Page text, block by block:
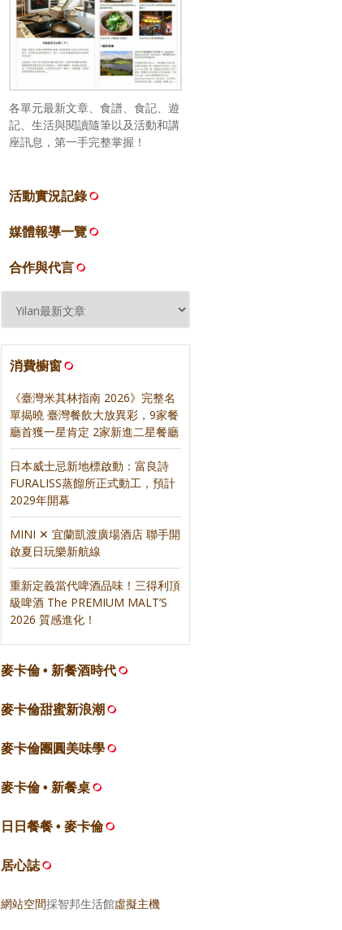
各單元最新文章、食譜、食記、遊
記、生活與閱讀隨筆以及活動和講
座訊息，第一手完整掌握！
活動實況記錄
媒體報導一覽
合作與代言
消費櫥窗
《臺灣米其林指南 2026》完整名
單揭曉 臺灣餐飲大放異彩，9家餐
廳首獲一星肯定 2家新進二星餐廳
日本威士忌新地標啟動：富良詩
FURALISS蒸餾所正式動工，預計
2029年開幕
MINI ✕ 宜蘭凱渡廣場酒店 聯手開
啟夏日玩樂新航線
重新定義當代啤酒品味！三得利頂
級啤酒 The PREMIUM MALT’S
2026 質感進化！
麥卡倫 • 新餐酒時代
麥卡倫甜蜜新浪潮
麥卡倫團圓美味學
麥卡倫 • 新餐桌
日日餐餐 • 麥卡倫
居心誌
網站空間採智邦生活館虛擬主機